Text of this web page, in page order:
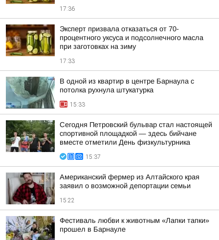
17:36
Эксперт призвала отказаться от 70-
процентного уксуса и подсолнечного масла
при заготовках на зиму
17:33
В одной из квартир в центре Барнаула с
потолка рухнула штукатурка
15:33
Сегодня Петровский бульвар стал настоящей
спортивной площадкой — здесь бийчане
вместе отметили День физкультурника
15:37
Американский фермер из Алтайского края
заявил о возможной депортации семьи
15:22
Фестиваль любви к животным «Лапки тапки»
прошел в Барнауле